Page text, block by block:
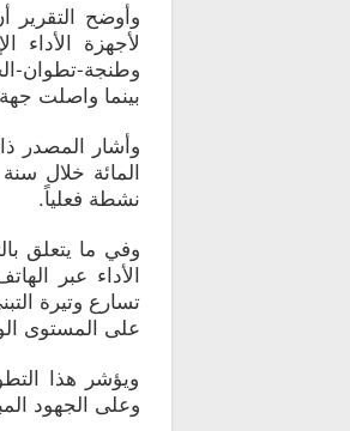
بينما واصلت جهة
نشطة فعلياً.
تسارع وتيرة
على المستوى
ويؤشر هذا
وعلى الجهود